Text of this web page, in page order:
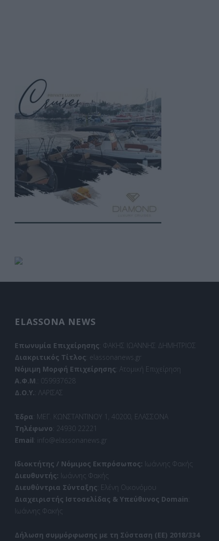
ELASSONA NEWS
Επωνυμία Επιχείρησης: ΦΑΚΗΣ ΙΩΑΝΝΗΣ ΔΗΜΗΤΡΙΟΣ
Διακριτικός Τίτλος: elassonanews.gr
Νόμιμη Μορφή Επιχείρησης: Ατομική Επιχείρηση
Α.Φ.Μ.: 059937628
Δ.Ο.Υ.: ΛΑΡΙΣΑΣ
Έδρα: ΜΕΓ. ΚΩΝΣΤΑΝΤΙΝΟΥ 1, 40200, ΕΛΑΣΣΟΝΑ
Τηλέφωνο: 24930 22221
Email: info@elassonanews.gr
Ιδιοκτήτης / Νόμιμος Εκπρόσωπος: Ιωάννης Φακής
Διευθυντής: Ιωάννης Φακής
Διευθύντρια Σύνταξης: Ελένη Οικονόμου
Διαχειριστής Ιστοσελίδας & Υπεύθυνος Domain:
Ιωάννης Φακής
Δήλωση συμμόρφωσης με τη Σύσταση (ΕΕ) 2018/334